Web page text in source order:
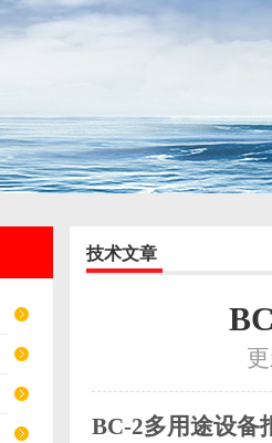
技术文章
BC-2多用途设备